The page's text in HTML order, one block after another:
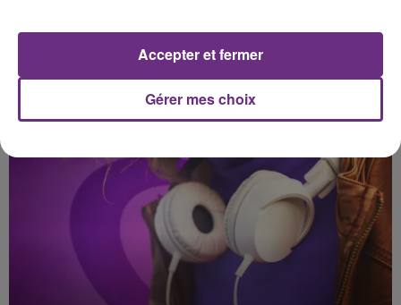
Comme Caroline The Time Of My Life
A L'ANTENNE
Gérer mes choix
Accepter et fermer